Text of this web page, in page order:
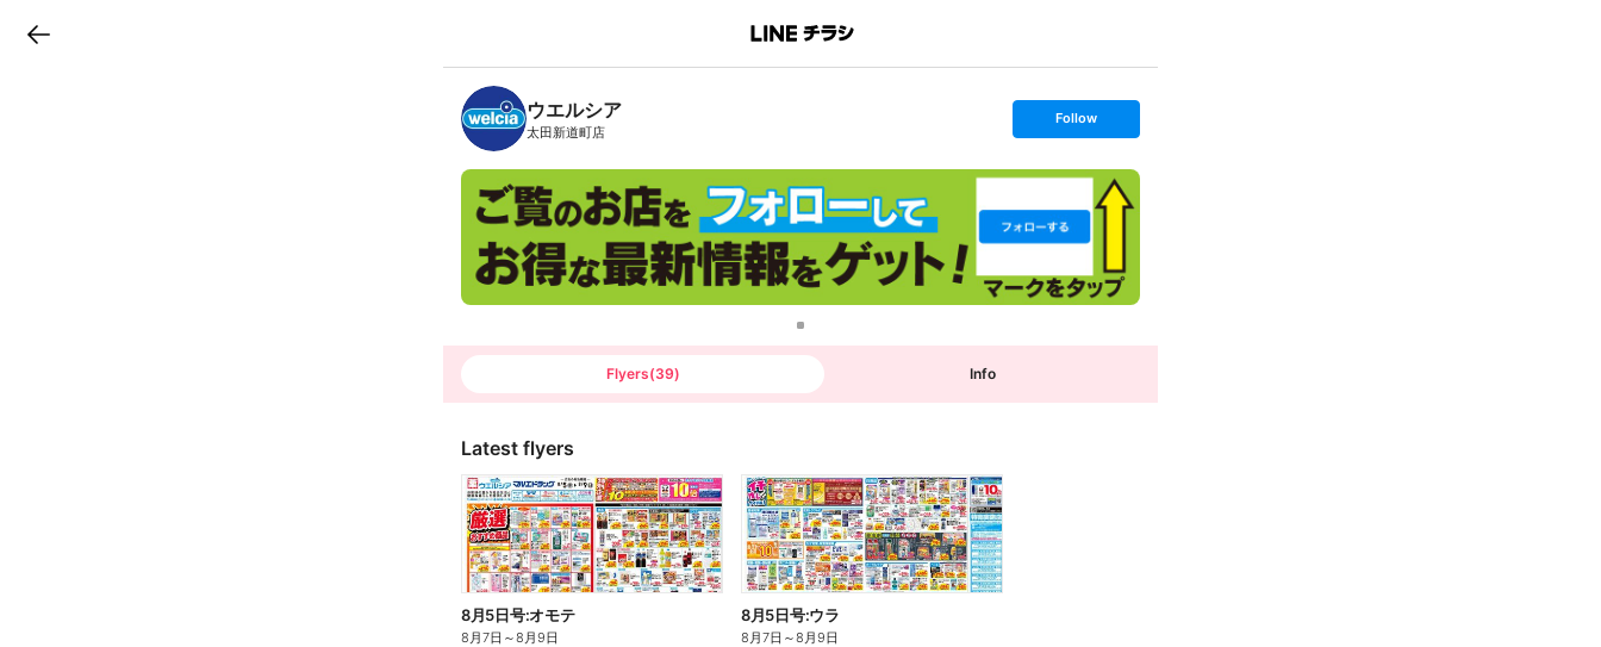
B
n
c
h
T
ウエルシア
太田新道町店
s
t
o
l
o
w
Follow
Flyers(39) Info
Latest flyers
8月5日号:オモテ
8月7日 ～8月9日
8月5日号:ウラ
8月7日 ～8月9日